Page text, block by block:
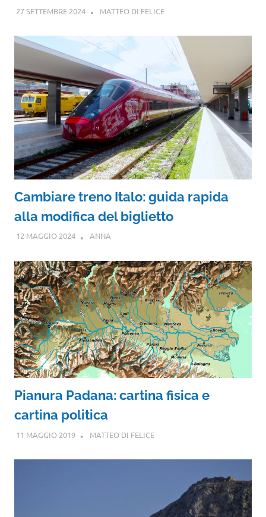
27 SETTEMBRE 2024 MATTEO DI FELICE
Cambiare treno Italo: guida rapida
alla modifica del biglietto
12 MAGGIO 2024 ANNA
Pianura Padana: cartina fisica e
cartina politica
11 MAGGIO 2019 MATTEO DI FELICE